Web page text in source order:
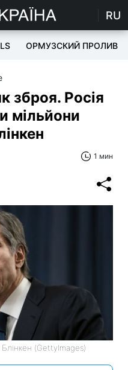
RU
ОРМУЗСКИЙ ПРОЛИВ
зброя. Росія
мільйони
1 мин
(GettyImages)